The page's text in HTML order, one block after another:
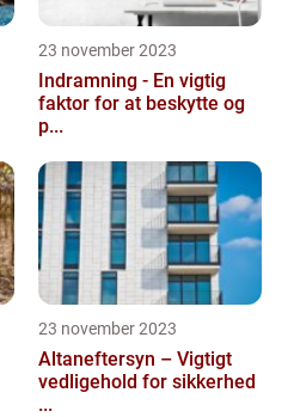
23 november 2023
Indramning - En vigtig
faktor for at beskytte og
p...
23 november 2023
Altaneftersyn – Vigtigt
vedligehold for sikkerhed
...